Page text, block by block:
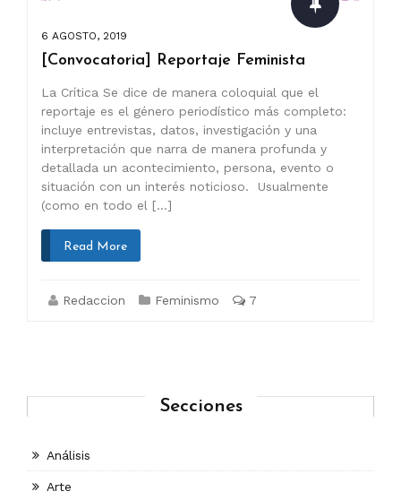
6 AGOSTO, 2019
[Convocatoria] Reportaje Feminista
La Crítica Se dice de manera coloquial que el
reportaje es el género periodístico más completo:
incluye entrevistas, datos, investigación y una
interpretación que narra de manera profunda y
detallada un acontecimiento, persona, evento o
situación con un interés noticioso. Usualmente
(como en todo el […]
Read More
Redaccion Feminismo 7
Secciones
Análisis
Arte